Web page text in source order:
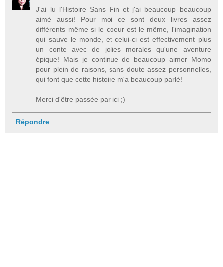
J'ai lu l'Histoire Sans Fin et j'ai beaucoup beaucoup
aimé aussi! Pour moi ce sont deux livres assez
différents même si le coeur est le même, l'imagination
qui sauve le monde, et celui-ci est effectivement plus
un conte avec de jolies morales qu'une aventure
épique! Mais je continue de beaucoup aimer Momo
pour plein de raisons, sans doute assez personnelles,
qui font que cette histoire m'a beaucoup parlé!
Merci d'être passée par ici ;)
Répondre